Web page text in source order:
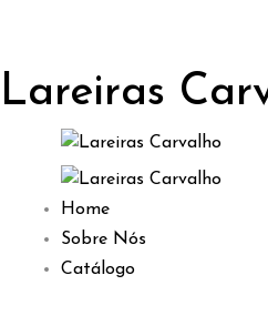
Lareiras
Home
Sobre Nós
Catálogo